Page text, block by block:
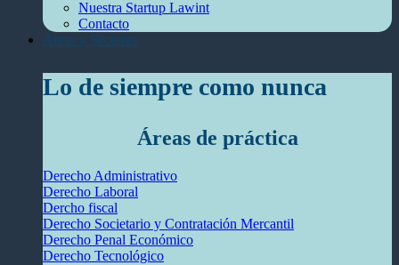
Nuestra Startup Lawint
Contacto
Áreas y Sectores
Lo de siempre como nunca
Áreas de práctica
Derecho Administrativo
Derecho Laboral
Dercho fiscal
Derecho Societario y Contratación Mercantil
Derecho Penal Económico
Derecho Tecnológico